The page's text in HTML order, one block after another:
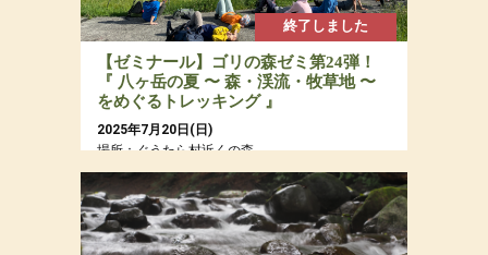
終了しました
【ゼミナール】ゴリの森ゼミ第24弾！
『 八ヶ岳の夏 〜 森・渓流・牧草地 〜
をめぐるトレッキング 』
2025年7月20日(日)
場所：ぐうたら村近くの森
参加費：参加費：年会員8,000円（若者応援プロ
ジェクトにつき20代割引あるよ）・一般9,500
円・定員12名